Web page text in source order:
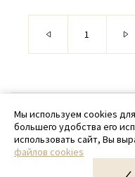
©
+ 7
Мы используем cookies
большего удобства его
использовать сайт, Вы
файлов cookies